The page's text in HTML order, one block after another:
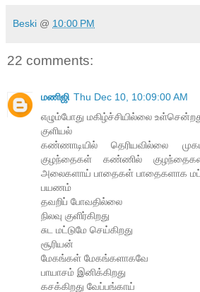
Beski @ 10:00 PM
22 comments:
மணிஜி Thu Dec 10, 10:09:00 AM
எழும்போது மகிழ்ச்சியில்லை
குளியல்
கண்ணாடியில் தெரியவில்லை
குழந்தைகள் கண்ணில்
அலைகளாய் பாதைகள் பாதைகளாக
பயணம்
தவறிப் போவதில்லை
நிலவு குளிர்கிறது
சுட மட்டுமே செய்கிறது
சூரியன்
மேகங்கள் மேகங்களாகவே
பாயாசம் இனிக்கிறது
கசக்கிறது வேப்பங்காய்